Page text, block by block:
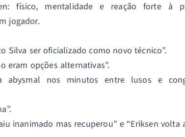
físico, mentalidade e reação forte à
jogador.
Silva ser oficializado como novo técnico”.
eram opções alternativas”.
abysmal nos minutos entre lusos e
inanimado mas recuperou” e “Eriksen volta